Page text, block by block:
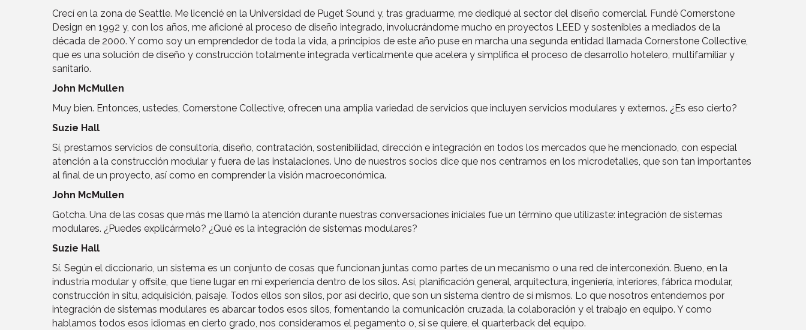
Crecí en la zona de Seattle. Me licencié en la Universidad de Puget Sound y, tras graduarme, me dediqué al sector del diseño comercial. Fundé Cornerstone
Design en 1992 y, con los años, me aficioné al proceso de diseño integrado, involucrándome mucho en proyectos LEED y sostenibles a mediados de la
década de 2000. Y como soy un emprendedor de toda la vida, a principios de este año puse en marcha una segunda entidad llamada Cornerstone Collective,
que es una solución de diseño y construcción totalmente integrada verticalmente que acelera y simplifica el proceso de desarrollo hotelero, multifamiliar y
sanitario.
John McMullen
Muy bien. Entonces, ustedes, Cornerstone Collective, ofrecen una amplia variedad de servicios que incluyen servicios modulares y externos. ¿Es eso cierto?
Suzie Hall
Sí, prestamos servicios de consultoría, diseño, contratación, sostenibilidad, dirección e integración en todos los mercados que he mencionado, con especial
atención a la construcción modular y fuera de las instalaciones. Uno de nuestros socios dice que nos centramos en los microdetalles, que son tan importantes
al final de un proyecto, así como en comprender la visión macroeconómica.
John McMullen
Gotcha. Una de las cosas que más me llamó la atención durante nuestras conversaciones iniciales fue un término que utilizaste: integración de sistemas
modulares. ¿Puedes explicármelo? ¿Qué es la integración de sistemas modulares?
Suzie Hall
Sí. Según el diccionario, un sistema es un conjunto de cosas que funcionan juntas como partes de un mecanismo o una red de interconexión. Bueno, en la
industria modular y offsite, que tiene lugar en mi experiencia dentro de los silos. Así, planificación general, arquitectura, ingeniería, interiores, fábrica modular,
construcción in situ, adquisición, paisaje. Todos ellos son silos, por así decirlo, que son un sistema dentro de sí mismos. Lo que nosotros entendemos por
integración de sistemas modulares es abarcar todos esos silos, fomentando la comunicación cruzada, la colaboración y el trabajo en equipo. Y como
hablamos todos esos idiomas en cierto grado, nos consideramos el pegamento o, si se quiere, el quarterback del equipo.